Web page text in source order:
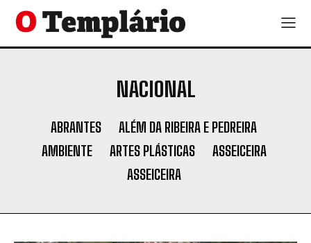
NACIONAL
ABRANTES
ALÉM DA RIBEIRA E PEDREIRA
AMBIENTE
ARTES PLÁSTICAS
ASSEICEIRA
ASSEICEIRA